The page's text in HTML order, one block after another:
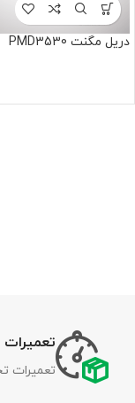
دریل مگنت PMD3530
تعمیرات
تعمیرات